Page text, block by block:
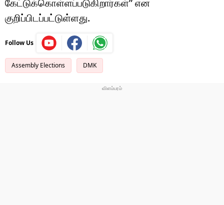
குறிப்பிடப்பட்டுள்ளது.
Follow Us
Assembly Elections DMK